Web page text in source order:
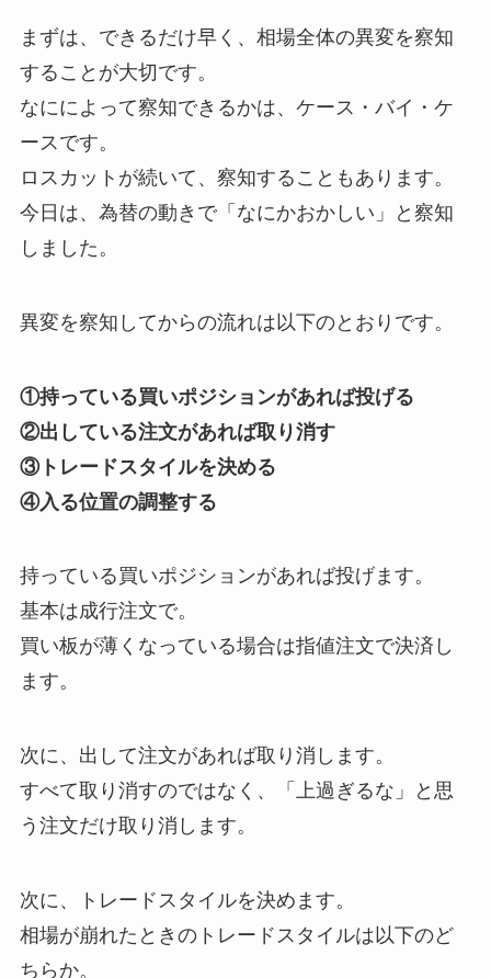
まずは、できるだけ早く、相場全体の異変を察知
することが大切です。
なにによって察知できるかは、ケース・バイ・ケ
ースです。
ロスカットが続いて、察知することもあります。
今日は、為替の動きで「なにかおかしい」と察知
しました。
異変を察知してからの流れは以下のとおりです。
①持っている買いポジションがあれば投げる
②出している注文があれば取り消す
③トレードスタイルを決める
④入る位置の調整する
持っている買いポジションがあれば投げます。
基本は成行注文で。
買い板が薄くなっている場合は指値注文で決済し
ます。
次に、出して注文があれば取り消します。
すべて取り消すのではなく、「上過ぎるな」と思
う注文だけ取り消します。
次に、トレードスタイルを決めます。
相場が崩れたときのトレードスタイルは以下のど
ちらか。